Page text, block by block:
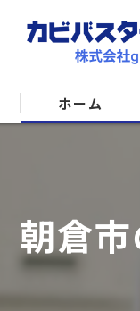
ホーム
朝倉